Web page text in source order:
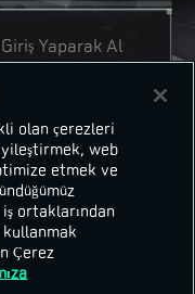
Türkçe
Giriş Yaparak Al
olan çerezleri
web
etmek ve
ortaklarından
kullanmak
Çerez